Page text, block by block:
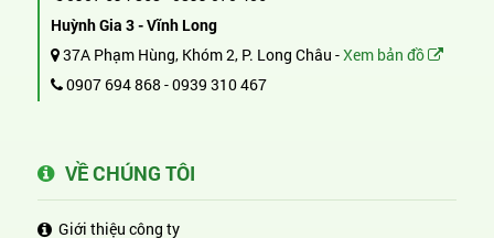
Huỳnh Gia 3 - Vĩnh Long
37A Phạm Hùng, Khóm 2, P. Long Châu -Xem bản đồ
0907 694 868 -0939 310 467
VỀ CHÚNG TÔI
Giới thiệu công ty